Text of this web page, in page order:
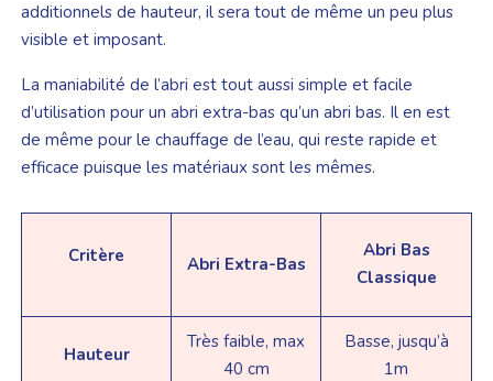
additionnels de hauteur, il sera tout de même un peu plus
visible et imposant.
La maniabilité de l’abri est tout aussi simple et facile
d’utilisation pour un abri extra-bas qu’un abri bas. Il en est
de même pour le chauffage de l’eau, qui reste rapide et
efficace puisque les matériaux sont les mêmes.
Critère Abri Extra-Bas
Abri Bas
Classique
Hauteur
Très faible, max
40 cm
Basse, jusqu’à
1m